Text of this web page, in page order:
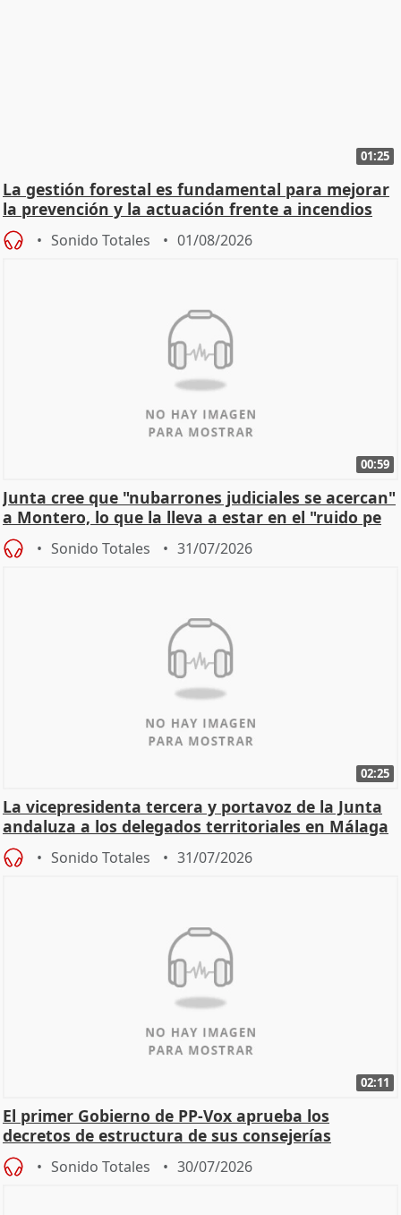
01:25
La gestión forestal es fundamental para mejorar
la prevención y la actuación frente a incendios
Sonido Totales 01/08/2026
00:59
Junta cree que "nubarrones judiciales se acercan"
a Montero, lo que la lleva a estar en el "ruido pe
Sonido Totales 31/07/2026
02:25
La vicepresidenta tercera y portavoz de la Junta
andaluza a los delegados territoriales en Málaga
Sonido Totales 31/07/2026
02:11
El primer Gobierno de PP-Vox aprueba los
decretos de estructura de sus consejerías
Sonido Totales 30/07/2026